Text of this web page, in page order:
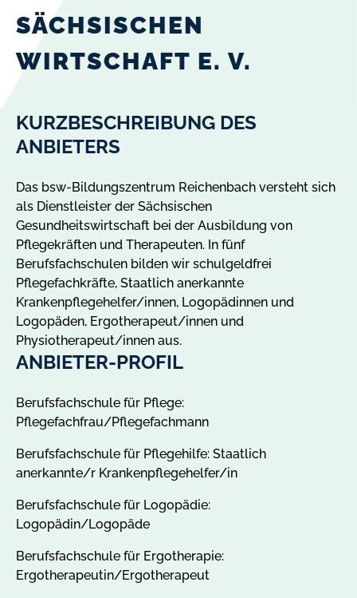
SÄCHSISCHEN
WIRTSCHAFT E. V.
KURZBESCHREIBUNG DES
ANBIETERS
Das bsw-Bildungszentrum Reichenbach versteht sich
als Dienstleister der Sächsischen
Gesundheitswirtschaft bei der Ausbildung von
Pflegekräften und Therapeuten. In fünf
Berufsfachschulen bilden wir schulgeldfrei
Pflegefachkräfte, Staatlich anerkannte
Krankenpflegehelfer/innen, Logopädinnen und
Logopäden, Ergotherapeut/innen und
Physiotherapeut/innen aus.
ANBIETER-PROFIL
Berufsfachschule für Pflege:
Pflegefachfrau/Pflegefachmann
Berufsfachschule für Pflegehilfe: Staatlich
anerkannte/r Krankenpflegehelfer/in
Berufsfachschule für Logopädie:
Logopädin/Logopäde
Berufsfachschule für Ergotherapie:
Ergotherapeutin/Ergotherapeut